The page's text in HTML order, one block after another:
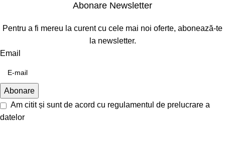
Abonare Newsletter
Pentru a fi mereu la curent cu cele mai noi oferte, abonează-te
la newsletter.
Email
Am citit și sunt de acord cu regulamentul de prelucrare a
datelor